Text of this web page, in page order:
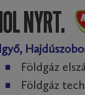
NYRT.
Földgáz
Földgáz